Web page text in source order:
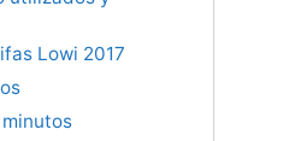
Lowi 2017